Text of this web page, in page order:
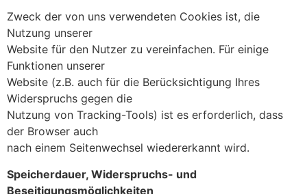
Zweck der von uns verwendeten Cookies ist, die
Nutzung unserer
Website für den Nutzer zu vereinfachen. Für einige
Funktionen unserer
Website (z.B. auch für die Berücksichtigung Ihres
Widerspruchs gegen die
Nutzung von Tracking-Tools) ist es erforderlich, dass
der Browser auch
nach einem Seitenwechsel wiedererkannt wird.
Speicherdauer, Widerspruchs- und
Beseitigungsmöglichkeiten